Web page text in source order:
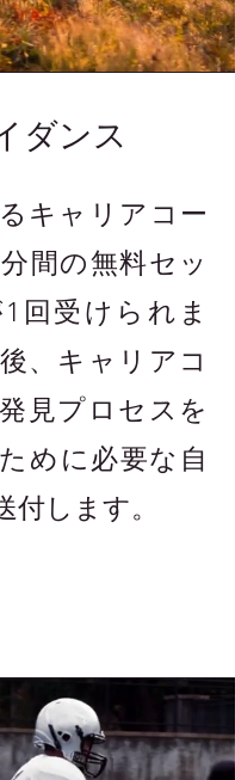
ダンス
キャリアコー
間の無料セッ
回受けられま
、キャリアコ
見プロセスを
めに必要な自
付します。